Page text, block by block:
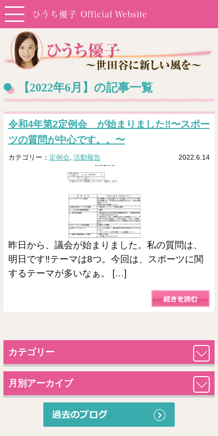
【2022年6月】の記事一覧
令和4年第2定例会 が始まりました‼️〜スポー
ツの質問が中心です。。〜
カテゴリー： 定例会, 活動報告 2022.6.14
昨日から、議会が始まりました。私の質問は、
明日です‼️テーマは8つ。今回は、スポーツに関
するテーマが多いなぁ。 […]
カテゴリー
月別アーカイブ